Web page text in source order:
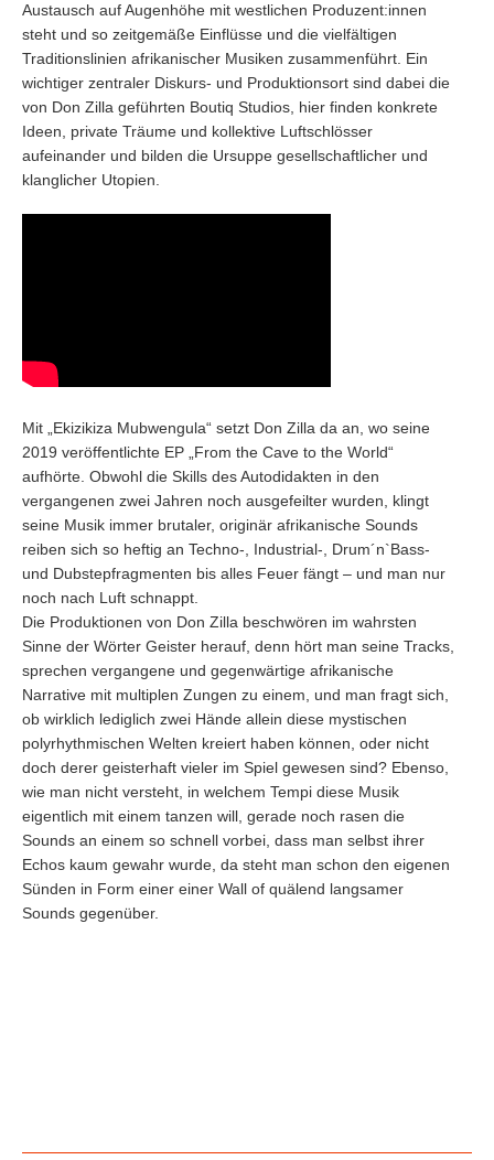
Austausch auf Augenhöhe mit westlichen Produzent:innen
steht und so zeitgemäße Einflüsse und die vielfältigen
Traditionslinien afrikanischer Musiken zusammenführt. Ein
wichtiger zentraler Diskurs- und Produktionsort sind dabei die
von Don Zilla geführten Boutiq Studios, hier finden konkrete
Ideen, private Träume und kollektive Luftschlösser
aufeinander und bilden die Ursuppe gesellschaftlicher und
klanglicher Utopien.
Mit „Ekizikiza Mubwengula“ setzt Don Zilla da an, wo seine
2019 veröffentlichte EP „From the Cave to the World“
aufhörte. Obwohl die Skills des Autodidakten in den
vergangenen zwei Jahren noch ausgefeilter wurden, klingt
seine Musik immer brutaler, originär afrikanische Sounds
reiben sich so heftig an Techno-, Industrial-, Drum´n`Bass-
und Dubstepfragmenten bis alles Feuer fängt – und man nur
noch nach Luft schnappt.
Die Produktionen von Don Zilla beschwören im wahrsten
Sinne der Wörter Geister herauf, denn hört man seine Tracks,
sprechen vergangene und gegenwärtige afrikanische
Narrative mit multiplen Zungen zu einem, und man fragt sich,
ob wirklich lediglich zwei Hände allein diese mystischen
polyrhythmischen Welten kreiert haben können, oder nicht
doch derer geisterhaft vieler im Spiel gewesen sind? Ebenso,
wie man nicht versteht, in welchem Tempi diese Musik
eigentlich mit einem tanzen will, gerade noch rasen die
Sounds an einem so schnell vorbei, dass man selbst ihrer
Echos kaum gewahr wurde, da steht man schon den eigenen
Sünden in Form einer einer Wall of quälend langsamer
Sounds gegenüber.